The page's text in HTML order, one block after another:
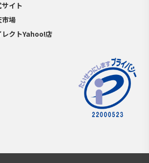
イト
市場
レクトYahoo!店